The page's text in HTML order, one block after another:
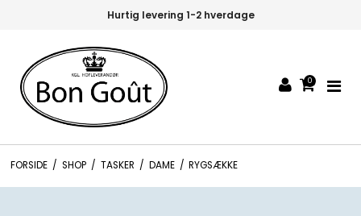
Hurtig levering 1-2 hverdage
0
FORSIDE / SHOP / TASKER / DAME / RYGSÆKKE